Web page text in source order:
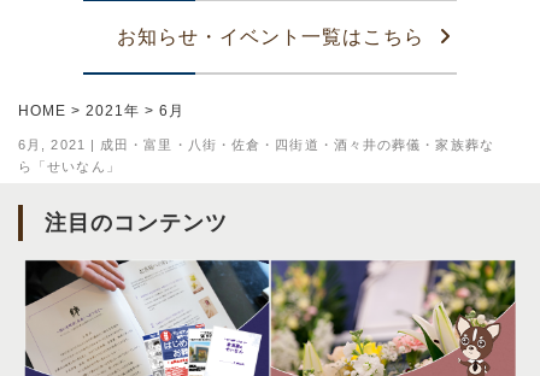
6月, 2021 | 成田・富里・八街・佐倉・四街道・酒々井の葬儀・家族葬な
ら「せいなん」
お知らせ・イベント一覧はこちら
HOME > 2021年 > 6月
注目のコンテンツ